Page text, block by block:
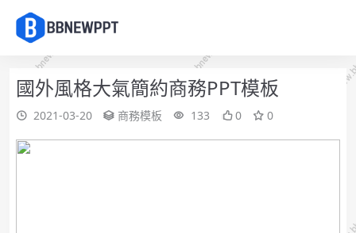
國外風格大氣簡約商務PPT模板
2021-03-20 商務模板 133 0 0